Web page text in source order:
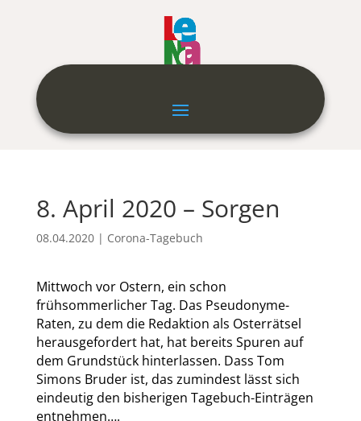
8. April 2020 – Sorgen
08.04.2020| Corona-Tagebuch
Mittwoch vor Ostern, ein schon
frühsommerlicher Tag. Das Pseudonyme-
Raten, zu dem die Redaktion als Osterrätsel
herausgefordert hat, hat bereits Spuren auf
dem Grundstück hinterlassen. Dass Tom
Simons Bruder ist, das zumindest lässt sich
eindeutig den bisherigen Tagebuch-Einträgen
entnehmen….